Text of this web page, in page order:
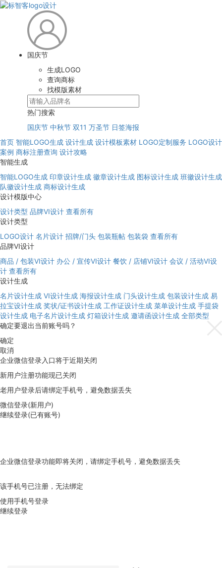
国庆节
生成LOGO
查询商标
找模版素材
热门搜索
国庆节 中秋节 双11 万圣节 日签海报
首页 智能LOGO生成 设计生成 设计模板素材 LOGO定制服务 LOGO设计
案例 商标注册查询 设计攻略
智能生成
智能LOGO生成 印章设计生成 徽章设计生成 图标设计生成 班徽设计生成
队徽设计生成 商标设计生成
设计模版中心
设计类型 品牌VI设计 查看所有
设计类型
LOGO设计 名片设计 招牌/门头 包装瓶帖 包装袋 查看所有
品牌VI设计
商品 / 包装VI设计 办公 / 宣传VI设计 餐饮 / 店铺VI设计 会议 / 活动VI设
计 查看所有
设计生成
名片设计生成 VI设计生成 海报设计生成 门头设计生成 包装设计生成 易
拉宝设计生成 奖状/证书设计生成 工作证设计生成 菜单设计生成 手提袋
设计生成 电子名片设计生成 灯箱设计生成 邀请函设计生成 全部类型
确定要退出当前账号吗？
确定
取消
企业微信登录入口将于近期关闭
新用户注册功能现已关闭
老用户登录后请绑定手机号，避免数据丢失
微信登录(新用户)
继续登录(已有账号)
企业微信登录功能即将关闭，请绑定手机号，避免数据丢失
该手机号已注册，无法绑定
使用手机号登录
继续登录